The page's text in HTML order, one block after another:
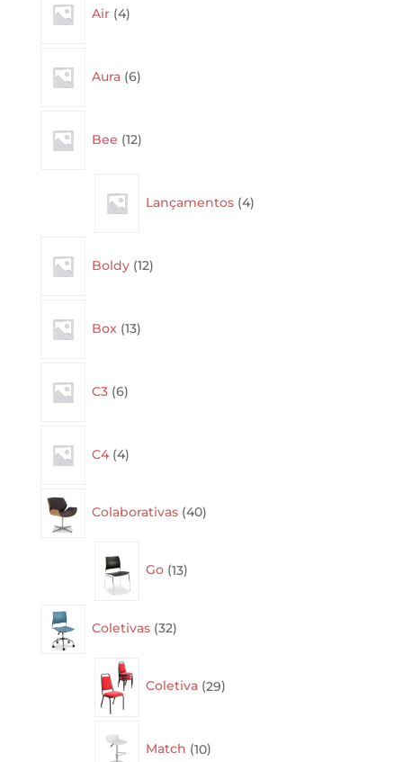
Air 4products
Aura 6products
Bee 12products
Lançamentos 4products
Boldy 12products
Box 13products
C3 6products
C4 4products
Colaborativas 40products
Go 13products
Coletivas 32products
Coletiva 29products
Match 10products